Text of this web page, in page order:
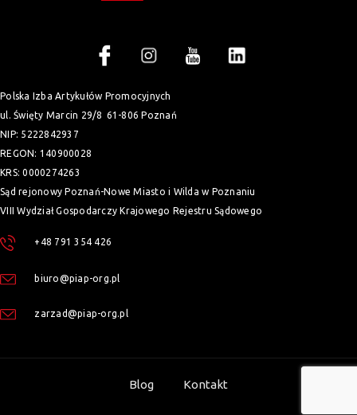
Polska Izba Artykułów Promocyjnych
ul. Święty Marcin 29/8 61-806 Poznań
NIP: 5222842937
REGON: 140900028
KRS: 0000274263
Sąd rejonowy Poznań-Nowe Miasto i Wilda w Poznaniu
VIII Wydział Gospodarczy Krajowego Rejestru Sądowego
+48 791 354 426
biuro@piap-org.pl
zarzad@piap-org.pl
Blog Kontakt